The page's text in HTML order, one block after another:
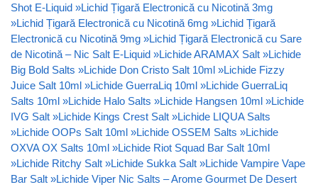
Shot E-Liquid »Lichid Țigară Electronică cu Nicotină 3mg
»Lichid Țigară Electronică cu Nicotină 6mg »Lichid Țigară
Electronică cu Nicotină 9mg »Lichid Țigară Electronică cu Sare
de Nicotină – Nic Salt E-Liquid »Lichide ARAMAX Salt »Lichide
Big Bold Salts »Lichide Don Cristo Salt 10ml »Lichide Fizzy
Juice Salt 10ml »Lichide GuerraLiq 10ml »Lichide GuerraLiq
Salts 10ml »Lichide Halo Salts »Lichide Hangsen 10ml »Lichide
IVG Salt »Lichide Kings Crest Salt »Lichide LIQUA Salts
»Lichide OOPs Salt 10ml »Lichide OSSEM Salts »Lichide
OXVA OX Salts 10ml »Lichide Riot Squad Bar Salt 10ml
»Lichide Ritchy Salt »Lichide Sukka Salt »Lichide Vampire Vape
Bar Salt »Lichide Viper Nic Salts – Arome Gourmet De Desert